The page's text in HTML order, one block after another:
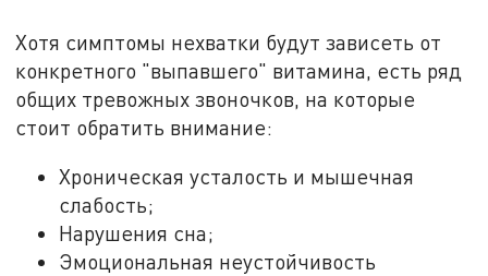
Хотя симптомы нехватки будут зависеть от
конкретного "выпавшего" витамина, есть ряд
общих тревожных звоночков, на которые
стоит обратить внимание:
Хроническая усталость и мышечная
слабость;
Нарушения сна;
Эмоциональная неустойчивость